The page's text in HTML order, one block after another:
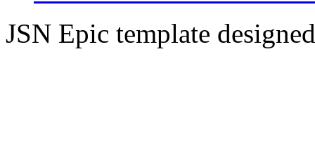
JSN Epic template